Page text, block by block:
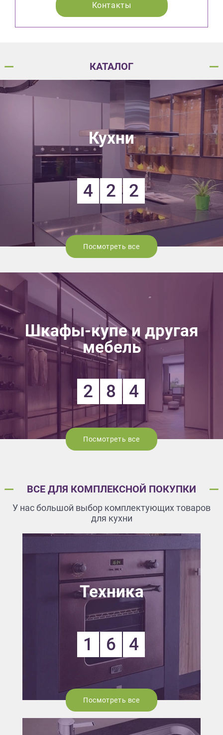
Контакты
КАТАЛОГ
Кухни
4 2 2
Посмотреть все
Шкафы-купе и другая
мебель
2 8 4
Посмотреть все
ВСЕ ДЛЯ КОМПЛЕКСНОЙ ПОКУПКИ
У нас большой выбор комплектующих товаров
для кухни
Техника
1 6 4
Посмотреть все